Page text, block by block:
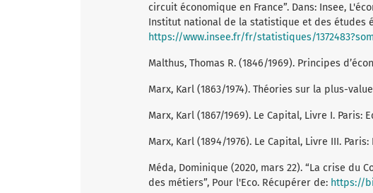
circuit économique en France”. Dans: Insee,
Institut national de la statistique et des études
https://www.insee.fr/fr/statistiques/
Malthus, Thomas R. (1846/1969). Principes
Marx, Karl (1863/1974). Théories sur la plus-
Marx, Karl (1867/1969). Le Capital, Livre I. Paris:
Marx, Karl (1894/1976). Le Capital, Livre III.
Méda, Dominique (2020, mars 22). “La crise du
des métiers”, Pour l'Eco. Récupérer de: https://